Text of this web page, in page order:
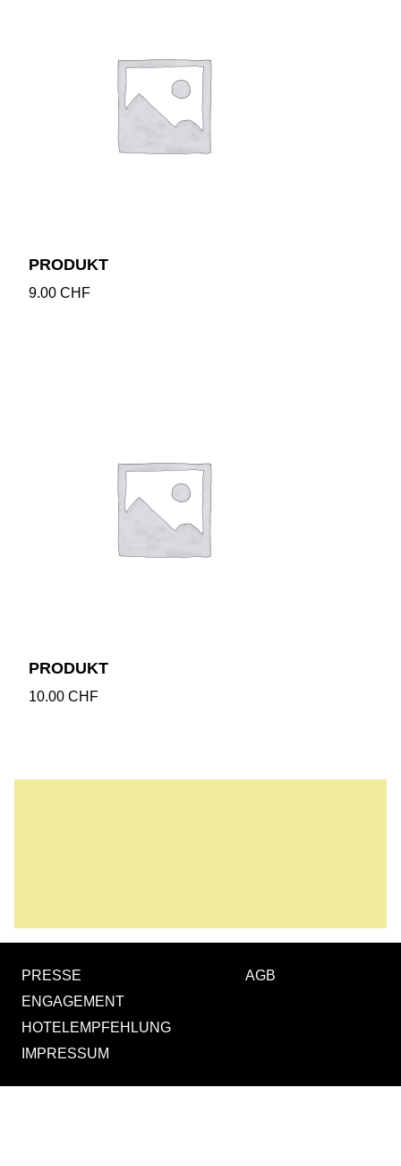
PRODUKT
9.00 CHF
PRODUKT
10.00 CHF
PRESSE
ENGAGEMENT
HOTELEMPFEHLUNG
IMPRESSUM
AGB